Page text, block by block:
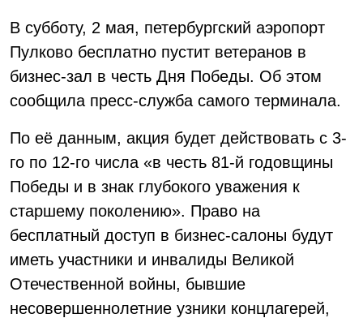
В субботу, 2 мая, петербургский аэропорт
Пулково бесплатно пустит ветеранов в
бизнес-зал в честь Дня Победы. Об этом
сообщила пресс-служба самого терминала.
По её данным, акция будет действовать с 3-
го по 12-го числа «в честь 81-й годовщины
Победы и в знак глубокого уважения к
старшему поколению». Право на
бесплатный доступ в бизнес-салоны будут
иметь участники и инвалиды Великой
Отечественной войны, бывшие
несовершеннолетние узники концлагерей,